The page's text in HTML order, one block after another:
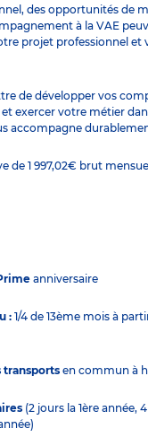
des opportunités de
à la VAE
projet professionnel et
de développer vos
exercer votre métier
accompagne
de 1 997,02€ brut
anniversaire
: 1/4 de 13ème mois à
transports en commun à
(2 jours la 1ère année,